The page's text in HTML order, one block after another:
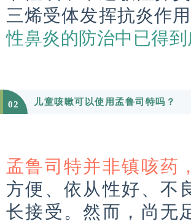
三烯受体发挥抗炎作
性鼻炎的防治中已得
02 儿童咳嗽可以使用孟鲁司特吗？
孟鲁司特并非镇咳药
方便、依从性好、不
长接受。然而，尚无